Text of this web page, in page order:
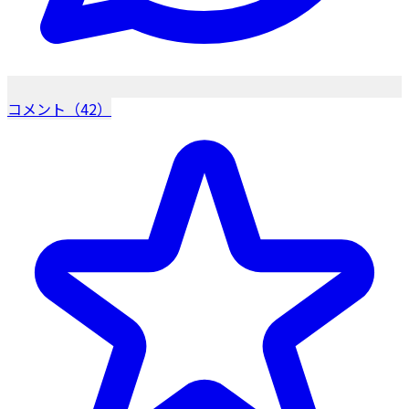
コメント（42）